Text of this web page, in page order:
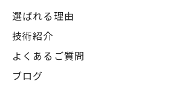
選ばれる理由
技術紹介
よくあるご質問
ブログ